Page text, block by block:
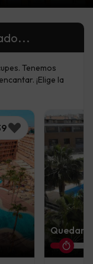
Tenemos
¡Elige la
Quedan